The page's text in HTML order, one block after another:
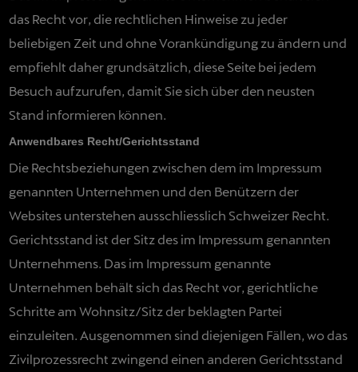
das Recht vor, die rechtlichen Hinweise zu jeder
beliebigen Zeit und ohne Vorankündigung zu ändern und
empfiehlt daher grundsätzlich, diese Seite bei jedem
Besuch aufzurufen, damit Sie sich über den neusten
Stand informieren können.
Anwendbares Recht/Gerichtsstand
Die Rechtsbeziehungen zwischen dem im Impressum
genannten Unternehmen und den Benützern der
Websites unterstehen ausschliesslich Schweizer Recht.
Gerichtsstand ist der Sitz des im Impressum genannten
Unternehmens. Das im Impressum genannte
Unternehmen behält sich das Recht vor, gerichtliche
Schritte am Wohnsitz/Sitz der beklagten Partei
einzuleiten. Ausgenommen sind diejenigen Fällen, wo das
Zivilprozessrecht zwingend einen anderen Gerichtsstand